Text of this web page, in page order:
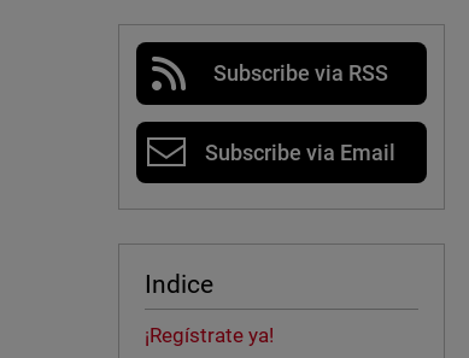
Subscribe via RSS
Subscribe via Email
Indice
¡Regístrate ya!